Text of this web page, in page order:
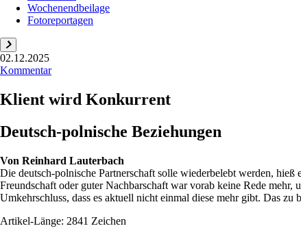
Wochenendbeilage
Fotoreportagen
02.12.2025
Kommentar
Klient wird Konkurrent
Deutsch-polnische Beziehungen
Von Reinhard Lauterbach
Die deutsch-polnische Partnerschaft solle wiederbelebt werden,
Freundschaft oder guter Nachbarschaft war vorab keine Rede
Umkehrschluss, dass es aktuell nicht einmal diese mehr gibt. Das zu
Artikel-Länge: 2841 Zeichen